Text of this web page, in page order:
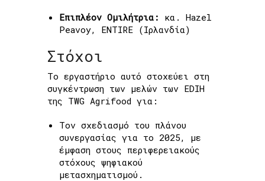
Επιπλέον Ομιλήτρια: κα. Hazel
Peavoy, ENTIRE (Ιρλανδία)
Στόχοι
Το εργαστήριο αυτό στοχεύει στη
συγκέντρωση των μελών των EDIH
της TWG Agrifood για:
Τον σχεδιασμό του πλάνου
συνεργασίας για το 2025, με
έμφαση στους περιφερειακούς
στόχους ψηφιακού
μετασχηματισμού.